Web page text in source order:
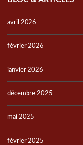
avril 2026
février 2026
janvier 2026
décembre 2025
mai 2025
février 2025